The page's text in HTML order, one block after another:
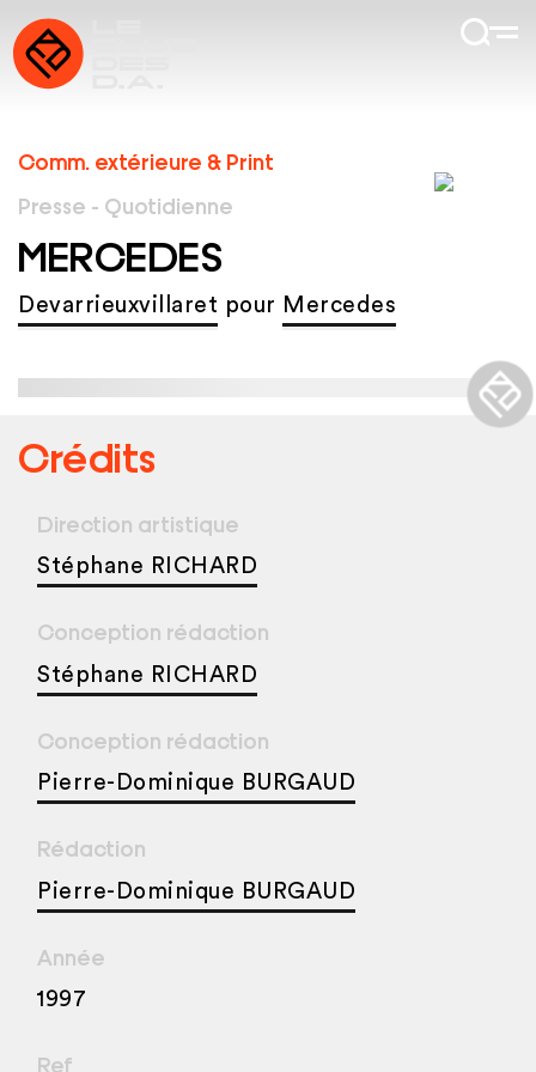
Comm. extérieure & Print
Presse - Quotidienne
MERCEDES
Devarrieuxvillaret pour Mercedes
Crédits
Direction artistique
Stéphane RICHARD
Conception rédaction
Stéphane RICHARD
Conception rédaction
Pierre-Dominique BURGAUD
Rédaction
Pierre-Dominique BURGAUD
Année
1997
Ref